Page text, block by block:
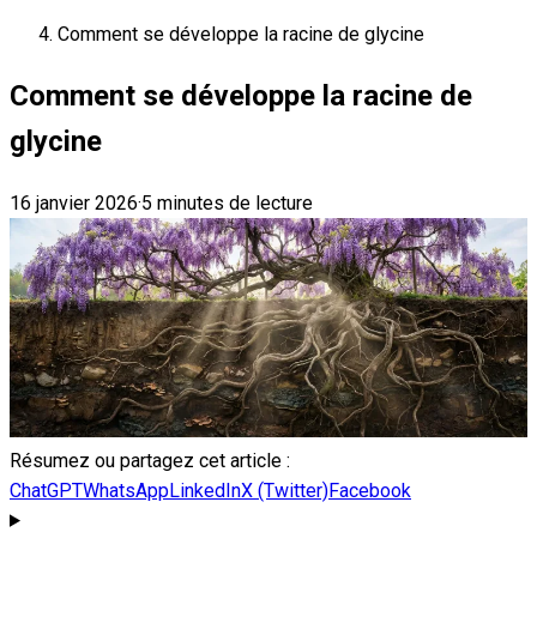
Comment se développe la racine de glycine
Comment se développe la racine de
glycine
16 janvier 2026·5 minutes de lecture
Résumez ou partagez cet article :
ChatGPTWhatsAppLinkedInX (Twitter)Facebook